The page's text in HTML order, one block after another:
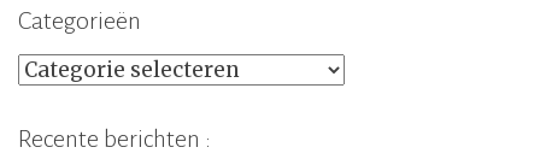
Categorieën
Categorieën
Recente berichten :